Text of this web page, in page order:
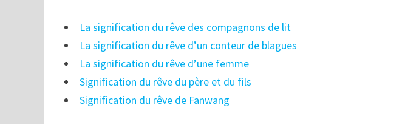
La signification du rêve des compagnons de lit
La signification du rêve d’un conteur de blagues
La signification du rêve d’une femme
Signification du rêve du père et du fils
Signification du rêve de Fanwang